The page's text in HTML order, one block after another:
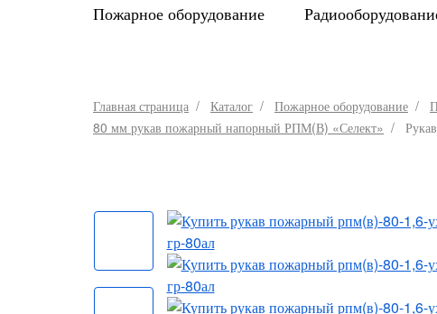
Пожарное оборудование
Главная страница Каталог Пожарное оборудование
80 мм рукав пожарный напорный РПМ(В) «Селект»